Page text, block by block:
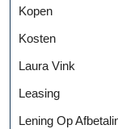
Kopen
Kosten
Laura Vink
Leasing
Lening Op